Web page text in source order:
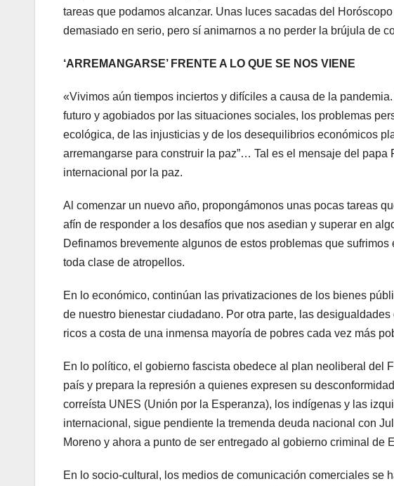
tareas que podamos alcanzar. Unas luces sacadas del
demasiado en serio, pero sí animarnos a no perder la brújula de
‘ARREMANGARSE’ FRENTE A LO QUE SE NOS VIENE
«Vivimos aún tiempos inciertos y difíciles a causa de la
futuro y agobiados por las situaciones sociales, los problemas
ecológica, de las injusticias y de los desequilibrios económicos
arremangarse para construir la paz”… Tal es el mensaje del papa
internacional por la paz.
Al comenzar un nuevo año, propongámonos unas pocas tareas
afín de responder a los desafíos que nos asedian y superar en
Definamos brevemente algunos de estos problemas que
toda clase de atropellos.
En lo económico, continúan las privatizaciones de los bienes
de nuestro bienestar ciudadano. Por otra parte, las
ricos a costa de una inmensa mayoría de pobres cada vez más
En lo político, el gobierno fascista obedece al plan neoliberal del
país y prepara la represión a quienes expresen su
correísta UNES (Unión por la Esperanza), los indígenas y las
internacional, sigue pendiente la tremenda deuda nacional con
Moreno y ahora a punto de ser entregado al gobierno criminal de
En lo socio-cultural, los medios de comunicación comerciales se